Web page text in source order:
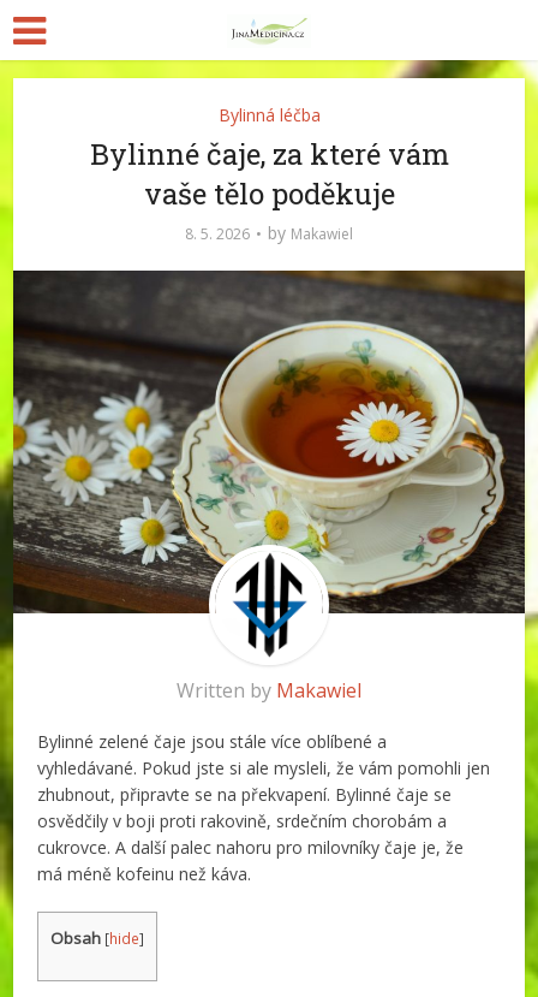
Bylinná léčba
Bylinné čaje, za které vám
vaše tělo poděkuje
8. 5. 2026 by Makawiel
Written by Makawiel
Bylinné zelené čaje jsou stále více oblíbené a
vyhledávané. Pokud jste si ale mysleli, že vám pomohli jen
zhubnout, připravte se na překvapení. Bylinné čaje se
osvědčily v boji proti rakovině, srdečním chorobám a
cukrovce. A další palec nahoru pro milovníky čaje je, že
má méně kofeinu než káva.
Obsah [hide]